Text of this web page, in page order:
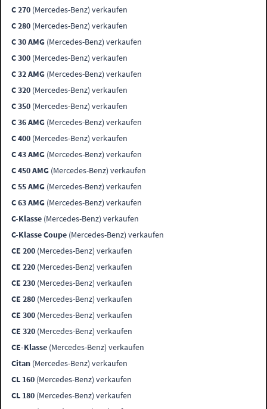
C 270 (Mercedes-Benz) verkaufen
C 280 (Mercedes-Benz) verkaufen
C 30 AMG (Mercedes-Benz) verkaufen
C 300 (Mercedes-Benz) verkaufen
C 32 AMG (Mercedes-Benz) verkaufen
C 320 (Mercedes-Benz) verkaufen
C 350 (Mercedes-Benz) verkaufen
C 36 AMG (Mercedes-Benz) verkaufen
C 400 (Mercedes-Benz) verkaufen
C 43 AMG (Mercedes-Benz) verkaufen
C 450 AMG (Mercedes-Benz) verkaufen
C 55 AMG (Mercedes-Benz) verkaufen
C 63 AMG (Mercedes-Benz) verkaufen
C-Klasse (Mercedes-Benz) verkaufen
C-Klasse Coupe (Mercedes-Benz) verkaufen
CE 200 (Mercedes-Benz) verkaufen
CE 220 (Mercedes-Benz) verkaufen
CE 230 (Mercedes-Benz) verkaufen
CE 280 (Mercedes-Benz) verkaufen
CE 300 (Mercedes-Benz) verkaufen
CE 320 (Mercedes-Benz) verkaufen
CE-Klasse (Mercedes-Benz) verkaufen
Citan (Mercedes-Benz) verkaufen
CL 160 (Mercedes-Benz) verkaufen
CL 180 (Mercedes-Benz) verkaufen